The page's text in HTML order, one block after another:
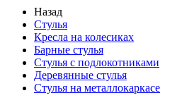
Назад
Стулья
Кресла на колесиках
Барные стулья
Стулья с подлокотниками
Деревянные стулья
Стулья на металлокаркасе